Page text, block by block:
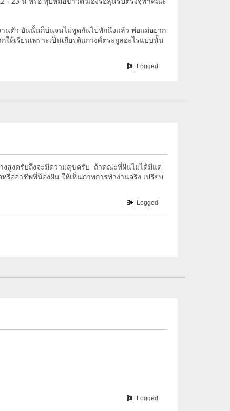
านตัว อันนั้นก็บ่นจนไม่พูดกันไปพักนึงแล้ว พ่อแม่อยาก
ห้เรียนเพราะเป็นเกียรติแก่วงศ์ตระกูลอะไรแบบนั้น
Logged
งสูงครับถึงจะมีความสุขครับ ถ้าคณะที่ฝันไม่ได้มีแต่
ออาชีพที่น้องฝัน ให้เห็นภาพการทำงานจริง เปรียบ
Logged
Logged